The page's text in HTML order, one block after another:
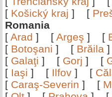
[ Košický kraj ] [
Romania
[ Arad ] [ Argeş ] [
[ Botoşani ] [ Brăila
[ Galaţi ] [ Gorj ] [
[ Iaşi ] [ Ilfov ] [
[ Caraş-Severin ] [